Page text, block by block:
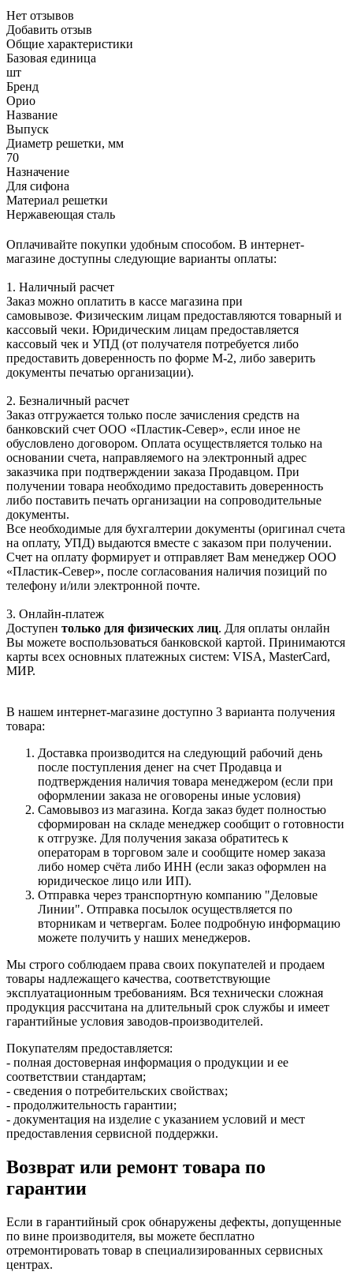
Нет отзывов
Добавить отзыв
Общие характеристики
Базовая единица
шт
Бренд
Орио
Название
Выпуск
Диаметр решетки, мм
70
Назначение
Для сифона
Материал решетки
Нержавеющая сталь
Оплачивайте покупки удобным способом. В интернет-
магазине доступны следующие варианты оплаты:
1. Наличный расчет
Заказ можно оплатить в кассе магазина при
самовывозе. Физическим лицам предоставляются товарный и
кассовый чеки. Юридическим лицам предоставляется
кассовый чек и УПД (от получателя потребуется либо
предоставить доверенность по форме М-2, либо заверить
документы печатью организации).
2. Безналичный расчет
Заказ отгружается только после зачисления средств на
банковский счет ООО «Пластик-Север», если иное не
обусловлено договором. Оплата осуществляется только на
основании счета, направляемого на электронный адрес
заказчика при подтверждении заказа Продавцом. При
получении товара необходимо предоставить доверенность
либо поставить печать организации на сопроводительные
документы.
Все необходимые для бухгалтерии документы (оригинал счета
на оплату, УПД) выдаются вместе с заказом при получении.
Счет на оплату формирует и отправляет Вам менеджер ООО
«Пластик-Север», после согласования наличия позиций по
телефону и/или электронной почте.
3. Онлайн-платеж
Доступен только для физических лиц. Для оплаты онлайн
Вы можете воспользоваться банковской картой. Принимаются
карты всех основных платежных систем: VISA, MasterCard,
МИР.
В нашем интернет-магазине доступно 3 варианта получения
товара:
Доставка производится на следующий рабочий день
после поступления денег на счет Продавца и
подтверждения наличия товара менеджером (если при
оформлении заказа не оговорены иные условия)
Самовывоз из магазина. Когда заказ будет полностью
сформирован на складе менеджер сообщит о готовности
к отгрузке. Для получения заказа обратитесь к
операторам в торговом зале и сообщите номер заказа
либо номер счёта либо ИНН (если заказ оформлен на
юридическое лицо или ИП).
Отправка через транспортную компанию "Деловые
Линии". Отправка посылок осуществляется по
вторникам и четвергам. Более подробную информацию
можете получить у наших менеджеров.
Мы строго соблюдаем права своих покупателей и продаем
товары надлежащего качества, соответствующие
эксплуатационным требованиям. Вся технически сложная
продукция рассчитана на длительный срок службы и имеет
гарантийные условия заводов-производителей.
Покупателям предоставляется:
- полная достоверная информация о продукции и ее
соответствии стандартам;
- сведения о потребительских свойствах;
- продолжительность гарантии;
- документация на изделие с указанием условий и мест
предоставления сервисной поддержки.
Возврат или ремонт товара по
гарантии
Если в гарантийный срок обнаружены дефекты, допущенные
по вине производителя, вы можете бесплатно
отремонтировать товар в специализированных сервисных
центрах.